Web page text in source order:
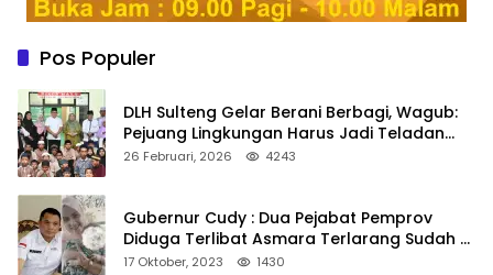
Pos Populer
DLH Sulteng Gelar Berani Berbagi, Wagub:
Pejuang Lingkungan Harus Jadi Teladan
Kepedulian
26 Februari, 2026 4243
Gubernur Cudy : Dua Pejabat Pemprov
Diduga Terlibat Asmara Terlarang Sudah di
Non Job
17 Oktober, 2023 1430